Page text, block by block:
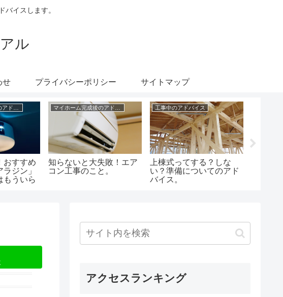
バイスします。
ル
せ プライバシーポリシー サイトマップ
おすすめ
ラジン」
もういら
知らないと大失敗！エア
コン工事のこと。
工事中のアドバイス
上棟式ってする？しな
い？準備についてのアド
バイス。
アクセスランキング